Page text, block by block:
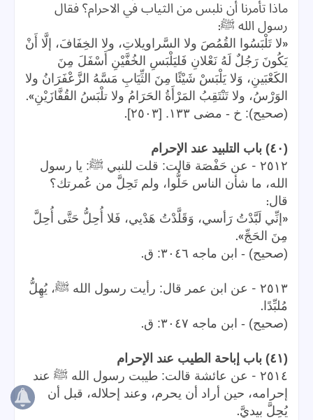
ماذا تأمرنا أن نلبس من الثياب في الاحرام؟ فقال
رسول الله ﷺ:
«لا تَلْبَسُوا القُمُصَ ولا السَّراويلاتِ، ولا الخِفَافَ، إلَّا أَنْ
يَكُونَ رَجُلٌ لَهُ نَعْلانِ فَليَلْبَسِ الخُفَّيْنِ أَسْفَلَ مِنَ
الكَعْبَينِ، وَلا يَلْبَسْ شَيْئًا مِنَ الثِّيَابِ مَسَّهُ الزَّعْفَرَانُ ولا
الوَرْسُ، ولا تَنْتَقِبُ المَرْأَةُ الحَرَامُ ولا تلْبَسُ القُفَّازَيْنِ».
(صحيح): خ - مضى ١٣٣. [٢٥٠٣] .
(٤٠) باب التلبيد عند الإحرام
٢٥١٢ - عن حَفْصَة قالت: قلت للنبي ﷺ: يا رسول
الله، ما شأن الناس حَلُّوا، ولم تَحِلَّ من عُمرتك؟
قال:
« إنِّي لَبَّدْتُ رَأسي، وَقَلَّدْتُ هَدْيي، فَلا أُحِلُّ حَتَّى أُحِلَّ
مِنَ الحَجِّ».
(صحيح) - ابن ماجه ٣٠٤٦: ق .
٢٥١٣ - عن ابن عمر قال: رأيت رسول الله ﷺ، يُهِلُّ
مُلبِّدًا .
(صحيح) - ابن ماجه ٣٠٤٧: ق .
(٤١) باب إباحة الطيب عند الإحرام
٢٥١٤ - عن عائشة قالت: طيبت رسول الله ﷺ عند
إحرامه، حين أراد أن يحرم، وعند إحلاله، قبل أن
يُحِلَّ بيديَّ.